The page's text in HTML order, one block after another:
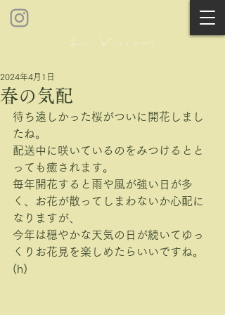
春の気配
2024年4月1日
待ち遠しかった桜がついに開花しまし
たね。
配送中に咲いているのをみつけるとと
っても癒されます。
毎年開花すると雨や風が強い日が多
く、お花が散ってしまわないか心配に
なりますが、
今年は穏やかな天気の日が続いてゆっ
くりお花見を楽しめたらいいですね。
(h)